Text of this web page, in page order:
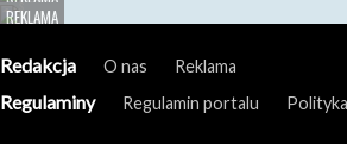
Redakcja O nas Reklama
Regulaminy Regulamin portalu